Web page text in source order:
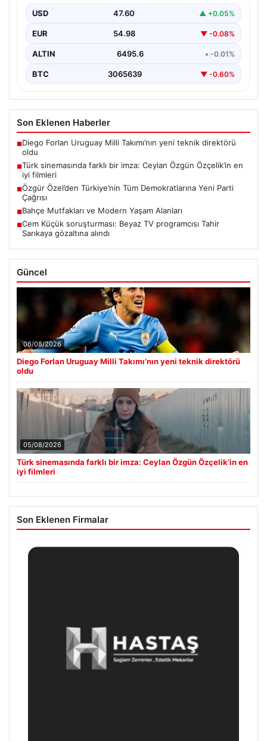
USD 47.60 ▲ +0.05%
EUR 54.98 ▼ -0.08%
ALTIN 6495.6 • -0.01%
BTC 3065639 ▼ -0.60%
Son Eklenen Haberler
■Diego Forlan Uruguay Milli Takımı’nın yeni teknik direktörü
oldu
■Türk sinemasında farklı bir imza: Ceylan Özgün Özçelik’in en
iyi filmleri
■Özgür Özel’den Türkiye’nin Tüm Demokratlarına Yeni Parti
Çağrısı
■Bahçe Mutfakları ve Modern Yaşam Alanları
■Cem Küçük soruşturması: Beyaz TV programcısı Tahir
Sarıkaya gözaltına alındı
Güncel
06/08/2026
Diego Forlan Uruguay Milli Takımı’nın yeni teknik direktörü
oldu
05/08/2026
Türk sinemasında farklı bir imza: Ceylan Özgün Özçelik’in en
iyi filmleri
Son Eklenen Firmalar